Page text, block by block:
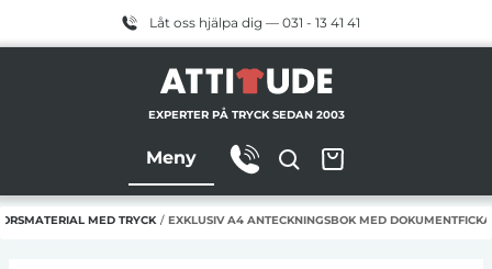
Låt oss hjälpa dig — 031 - 13 41 41
EXPERTER PÅ TRYCK SEDAN 2003
Meny
MED TRYCK / EXKLUSIV A4 ANTECKNINGSBOK MED